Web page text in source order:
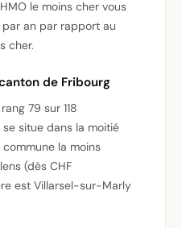
le moins cher vous
an par rapport au
cher.
de Fribourg
79 sur 118
situe dans la moitié
la moins
(dès CHF
est Villarsel-sur-Marly